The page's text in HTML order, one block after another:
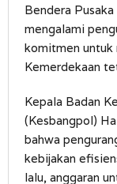
Bendera
mengalami
komitmen untuk
Kemerdekaan
Kepala Badan
(Kesbangpol)
bahwa
kebijakan
lalu, anggaran